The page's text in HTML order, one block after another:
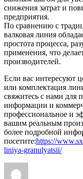
снижения затрат и
предприятия.
По сравнению с
валковая линия
простота процесса,
применения, что
производителей.
Если вас интересуют
или комплектация
свяжитесь с нами для
информации и
профессиональное и
вашим реальным
более подробной
посетите:https://
liniya-granulyatsii/